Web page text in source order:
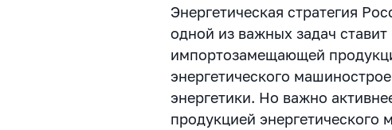
Энергетическая стратегия
одной из важных задач
импортозамещающей
энергетического
энергетики. Но важно
продукцией энергетического